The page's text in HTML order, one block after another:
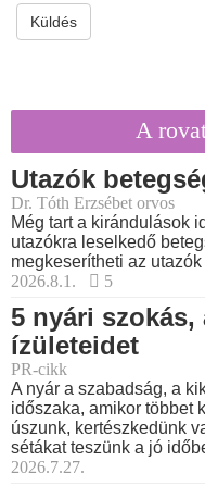
Küldés
A
Utazók
Dr. Tóth Erzsébet orvos
Még tart a kirándulások
utazókra leselkedő
megkeserítheti az utazók
2026.8.1.
5
5 nyári
ízületeidet
PR-cikk
A nyár a szabadság, a
időszaka, amikor többet
úszunk, kertészkedünk
sétákat teszünk a jó
2026.7.27.